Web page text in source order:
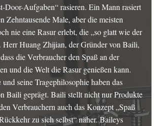
Door-Aufgaben“ rasieren. Ein Mann rasiert
Zehntausende Male, aber die meisten
nie eine Rasur erlebt, die „so glatt wie der
Herr Huang Zhijian, der Gründer von Baili,
die Verbraucher den Spaß an der
und die Welt die Rasur genießen kann.
seine Tragephilosophie haben das
Baili geprägt. Baili stellt nicht nur Produkte
Verbrauchern auch das Konzept „Spaß
zu sich selbst“ näher. Baileys